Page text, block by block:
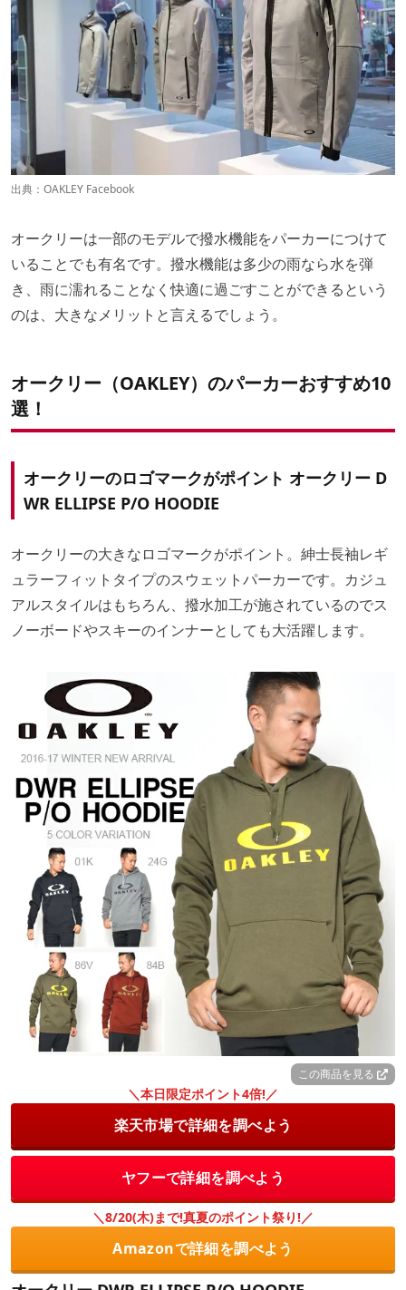
出典： OAKLEY Facebook
オークリーは一部のモデルで撥水機能をパーカーにつけて
いることでも有名です。撥水機能は多少の雨なら水を弾
き、雨に濡れることなく快適に過ごすことができるという
のは、大きなメリットと言えるでしょう。
オークリー（OAKLEY）のパーカーおすすめ10
選！
オークリーのロゴマークがポイント オークリー D
WR ELLIPSE P/O HOODIE
オークリーの大きなロゴマークがポイント。紳士長袖レギ
ュラーフィットタイプのスウェットパーカーです。カジュ
アルスタイルはもちろん、撥水加工が施されているのでス
ノーボードやスキーのインナーとしても大活躍します。
この商品を見る
＼本日限定ポイント4倍!／
楽天市場で詳細を調べよう
ヤフーで詳細を調べよう
＼8/20(木)まで!真夏のポイント祭り!／
Amazonで詳細を調べよう